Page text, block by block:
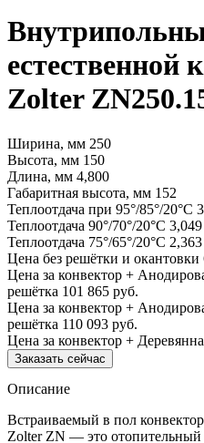
естественной
Zolter
Ширина, мм 250
Высота, мм 150
Длина, мм 4,800
Габаритная высота, мм 152
Теплоотдача при 95°/85°/20°С
Теплоотдача 90°/70°/20°С 3,049
Теплоотдача 75°/65°/20°С 2,363
Цена без решётки и окантовки
Цена за конвектор +
решётка 101 865 руб.
Цена за конвектор +
решётка 110 093 руб.
Цена за конвектор +
Заказать сейчас
Описание
Встраиваемый в пол
Zolter ZN — это отопительный